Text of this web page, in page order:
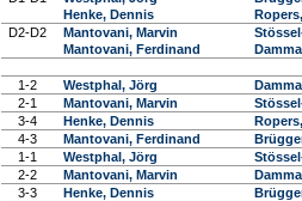
Henke, Dennis
D2-D2
Mantovani, Marvin
Mantovani, Ferdinand
1-2 Westphal, Jörg
2-1
Mantovani, Marvin
3-4
Henke, Dennis
4-3
Mantovani, Ferdinand
1-1
Westphal, Jörg
2-2
Mantovani, Marvin
3-3
Henke, Dennis